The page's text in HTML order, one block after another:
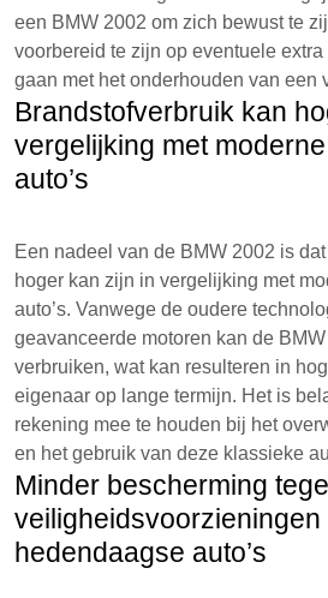
een BMW 2002 om zich bewust te
voorbereid te zijn op eventuele
gaan met het onderhouden van een
Brandstofverbruik kan
vergelijking met
auto’s
Een nadeel van de BMW 2002 is
hoger kan zijn in vergelijking met
auto’s. Vanwege de oudere
geavanceerde motoren kan de
verbruiken, wat kan resulteren in
eigenaar op lange termijn. Het is
rekening mee te houden bij het
en het gebruik van deze klassieke
Minder bescherming
veiligheidsvoorzieningen
hedendaagse auto’s